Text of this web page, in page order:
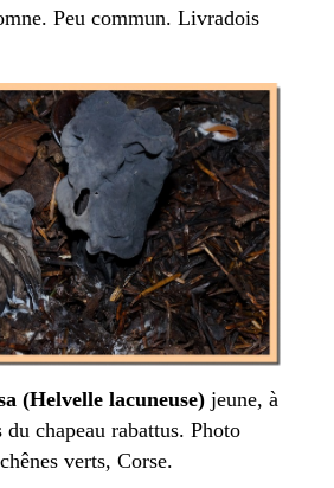
Peu commun. Livradois
(Helvelle lacuneuse) jeune, à
chapeau rabattus. Photo
verts, Corse.